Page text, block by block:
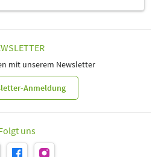
mit unserem Newsletter
Anmeldung
uns